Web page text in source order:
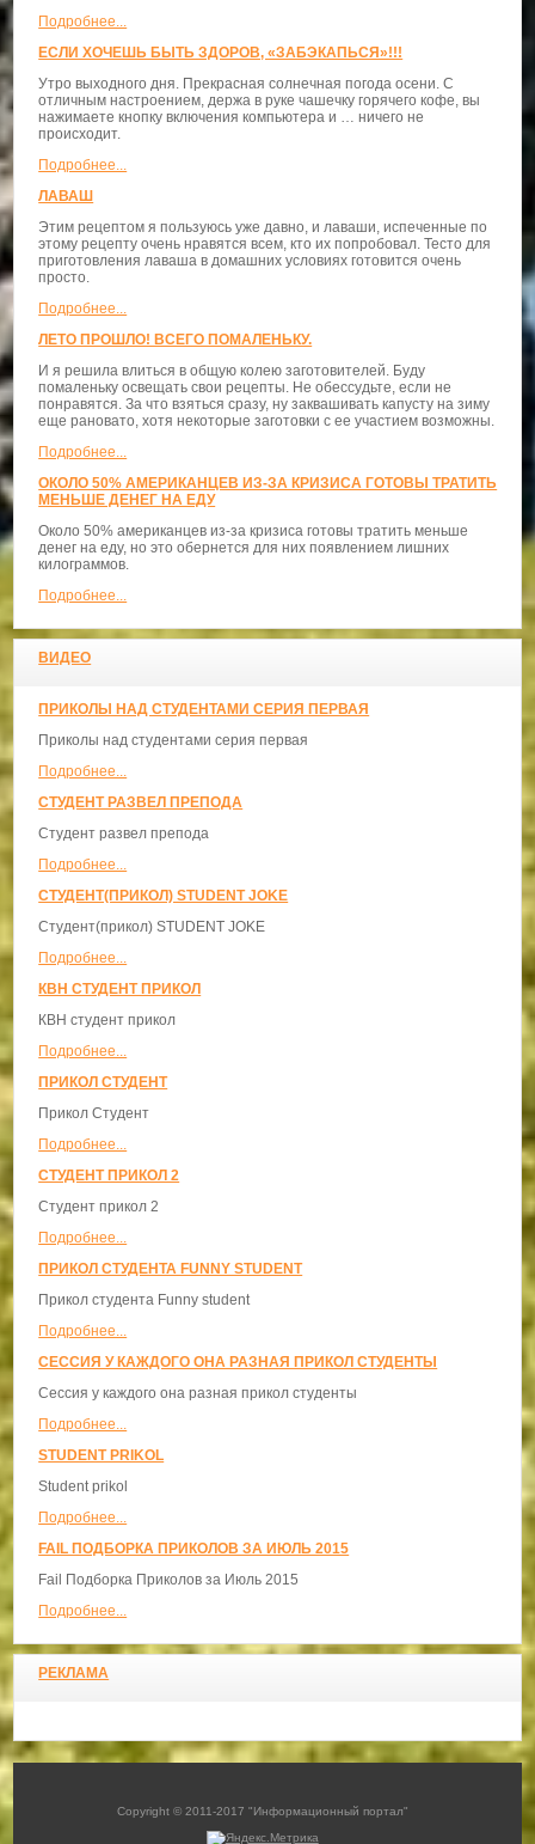
Подробнее...
ЕСЛИ ХОЧЕШЬ БЫТЬ ЗДОРОВ, «ЗАБЭКАПЬСЯ»!!!
Утро выходного дня. Прекрасная солнечная погода осени. С
отличным настроением, держа в руке чашечку горячего кофе, вы
нажимаете кнопку включения компьютера и … ничего не
происходит.
Подробнее...
ЛАВАШ
Этим рецептом я пользуюсь уже давно, и лаваши, испеченные по
этому рецепту очень нравятся всем, кто их попробовал. Тесто для
приготовления лаваша в домашних условиях готовится очень
просто.
Подробнее...
ЛЕТО ПРОШЛО! ВСЕГО ПОМАЛЕНЬКУ.
И я решила влиться в общую колею заготовителей. Буду
помаленьку освещать свои рецепты. Не обессудьте, если не
понравятся. За что взяться сразу, ну заквашивать капусту на зиму
еще рановато, хотя некоторые заготовки с ее участием возможны.
Подробнее...
ОКОЛО 50% АМЕРИКАНЦЕВ ИЗ-ЗА КРИЗИСА ГОТОВЫ ТРАТИТЬ
МЕНЬШЕ ДЕНЕГ НА ЕДУ
Около 50% американцев из-за кризиса готовы тратить меньше
денег на еду, но это обернется для них появлением лишних
килограммов.
Подробнее...
ВИДЕО
ПРИКОЛЫ НАД СТУДЕНТАМИ СЕРИЯ ПЕРВАЯ
Приколы над студентами серия первая
Подробнее...
СТУДЕНТ РАЗВЕЛ ПРЕПОДА
Студент развел препода
Подробнее...
СТУДЕНТ(ПРИКОЛ) STUDENT JOKE
Студент(прикол) STUDENT JOKE
Подробнее...
КВН СТУДЕНТ ПРИКОЛ
КВН студент прикол
Подробнее...
ПРИКОЛ СТУДЕНТ
Прикол Студент
Подробнее...
СТУДЕНТ ПРИКОЛ 2
Студент прикол 2
Подробнее...
ПРИКОЛ СТУДЕНТА FUNNY STUDENT
Прикол студента Funny student
Подробнее...
СЕССИЯ У КАЖДОГО ОНА РАЗНАЯ ПРИКОЛ СТУДЕНТЫ
Сессия у каждого она разная прикол студенты
Подробнее...
STUDENT PRIKOL
Student prikol
Подробнее...
FAIL ПОДБОРКА ПРИКОЛОВ ЗА ИЮЛЬ 2015
Fail Подборка Приколов за Июль 2015
Подробнее...
РЕКЛАМА
Copyright © 2011-2017 "Информационный портал"